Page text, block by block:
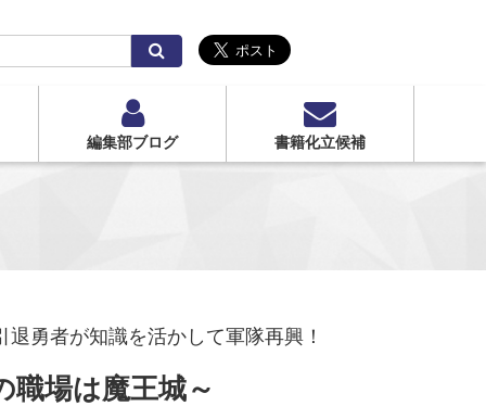
索
編集部ブログ 書籍化立候補
勇者が知識を活かして軍隊再興！
場は魔王城～